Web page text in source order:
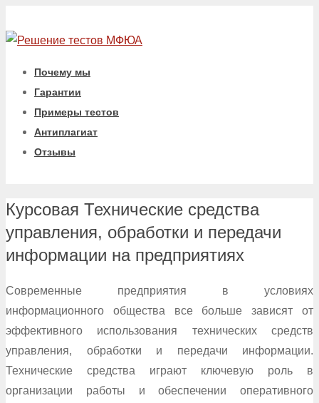
Почему мы
Гарантии
Примеры тестов
Антиплагиат
Отзывы
Курсовая Технические средства
управления, обработки и передачи
информации на предприятиях
Современные предприятия в условиях
информационного общества все больше зависят от
эффективного использования технических средств
управления, обработки и передачи информации.
Технические средства играют ключевую роль в
организации работы и обеспечении оперативного